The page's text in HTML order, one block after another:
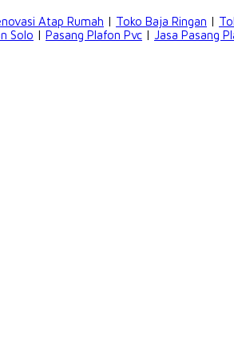
Atap Rumah | Toko Baja Ringan |
Solo | Pasang Plafon Pvc | Jasa Pasang